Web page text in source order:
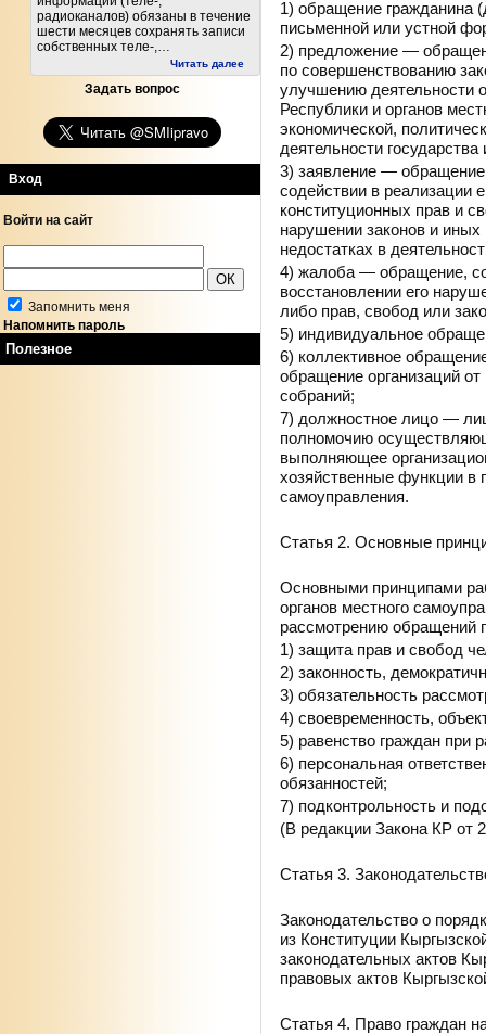
радиоканалов) обязаны в течение
шести месяцев сохранять записи
собственных теле-,…
Читать далее
Задать вопрос
Вход
Войти на сайт
Запомнить меня
Напомнить пароль
Полезное
1) обращение
письменной или устной
2) предложение —
по совершенствованию
улучшению деятельности
Республики и органов
экономической,
деятельности
3) заявление —
содействии в реализации
конституционных прав и
нарушении законов и
недостатках в
4) жалоба — обращение,
восстановлении его
либо прав, свобод или
5) индивидуальное
6) коллективное
обращение организаций
собраний;
7) должностное лицо —
полномочию
выполняющее
хозяйственные функции в
самоуправления.
Статья 2. Основные
Основными принципами
органов местного
рассмотрению обращений
1) защита прав и свобод
2) законность,
3) обязательность
4) своевременность,
5) равенство граждан при
6) персональная
обязанностей;
7) подконтрольность и
(В редакции Закона КР от
Статья 3.
Законодательство о
из Конституции
законодательных актов
правовых актов
Статья 4. Право граждан